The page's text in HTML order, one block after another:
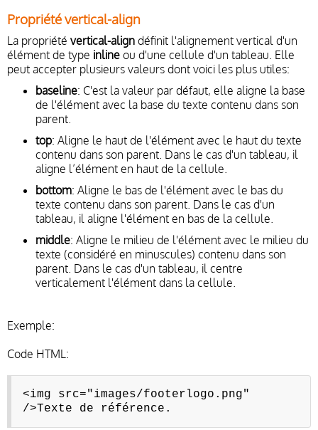
Propriété vertical-align
La propriété vertical-align définit l'alignement vertical d'un
élément de type inline ou d'une cellule d'un tableau. Elle
peut accepter plusieurs valeurs dont voici les plus utiles:
baseline: C'est la valeur par défaut, elle aligne la base
de l'élément avec la base du texte contenu dans son
parent.
top: Aligne le haut de l'élément avec le haut du texte
contenu dans son parent. Dans le cas d'un tableau, il
aligne l’élément en haut de la cellule.
bottom: Aligne le bas de l'élément avec le bas du
texte contenu dans son parent. Dans le cas d'un
tableau, il aligne l'élément en bas de la cellule.
middle: Aligne le milieu de l'élément avec le milieu du
texte (considéré en minuscules) contenu dans son
parent. Dans le cas d'un tableau, il centre
verticalement l'élément dans la cellule.
Exemple:
Code HTML:
<img src="images/footerlogo.png"
/>Texte de référence.